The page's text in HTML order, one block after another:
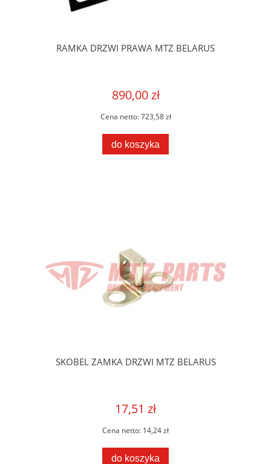
RAMKA DRZWI PRAWA MTZ BELARUS
890,00 zł
Cena netto:723,58 zł
do koszyka
SKOBEL ZAMKA DRZWI MTZ BELARUS
17,51 zł
Cena netto: 14,24 zł
do koszyka